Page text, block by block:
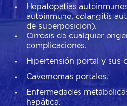
Hepatopatias
autoinmune, colangitis
de superposicion).
Cirrosis de cualquier
complicaciones.
Hipertensión portal y sus
Cavernomas portales.
Enfermedades
hepática.